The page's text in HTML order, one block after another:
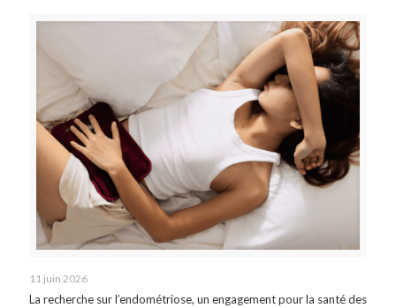
11 juin 2026
La recherche sur l’endométriose, un engagement pour la santé des